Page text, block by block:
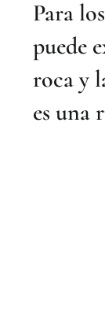
Para
puede
roca y
es una